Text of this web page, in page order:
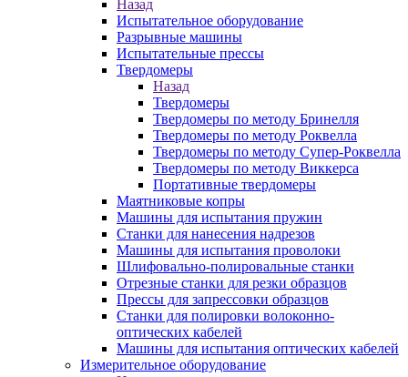
Назад
Испытательное оборудование
Разрывные машины
Испытательные прессы
Твердомеры
Назад
Твердомеры
Твердомеры по методу Бринелля
Твердомеры по методу Роквелла
Твердомеры по методу Супер-Роквелла
Твердомеры по методу Виккерса
Портативные твердомеры
Маятниковые копры
Машины для испытания пружин
Станки для нанесения надрезов
Машины для испытания проволоки
Шлифовально-полировальные станки
Отрезные станки для резки образцов
Прессы для запрессовки образцов
Станки для полировки волоконно-
оптических кабелей
Машины для испытания оптических кабелей
Измерительное оборудование